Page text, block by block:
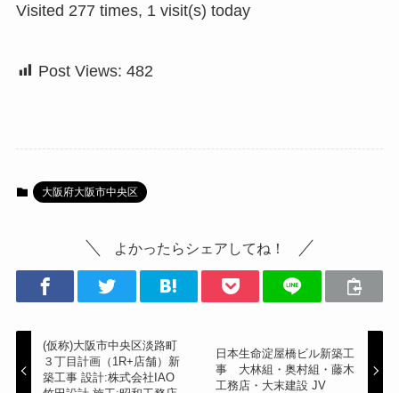
Visited 277 times, 1 visit(s) today
Post Views: 482
大阪府大阪市中央区
よかったらシェアしてね！
(仮称)大阪市中央区淡路町
３丁目計画（1R+店舗）新
築工事 設計:株式会社IAO
日本生命淀屋橋ビル新築工
事 大林組・奥村組・藤木
工務店・大末建設 JV